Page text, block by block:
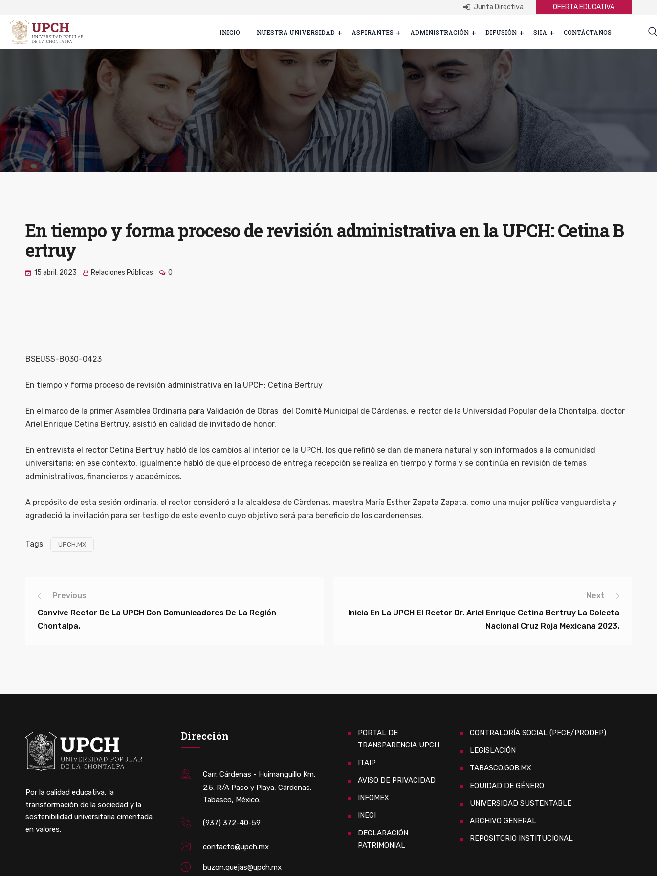
Junta Directiva OFERTA EDUCATIVA
INICIO NUESTRA UNIVERSIDAD ASPIRANTES ADMINISTRACIÓN DIFUSIÓN SIIA CONTÁCTANOS
En tiempo y forma proceso de revisión administrativa en la UPCH: Cetina B
ertruy
15 abril, 2023 Relaciones Públicas 0
BSEUSS-B030-0423
En tiempo y forma proceso de revisión administrativa en la UPCH: Cetina Bertruy
En el marco de la primer Asamblea Ordinaria para Validación de Obras del Comité Municipal de Cárdenas, el rector de la Universidad Popular de la Chontalpa, doctor
Ariel Enrique Cetina Bertruy, asistió en calidad de invitado de honor.
En entrevista el rector Cetina Bertruy habló de los cambios al interior de la UPCH, los que refirió se dan de manera natural y son informados a la comunidad
universitaria; en ese contexto, igualmente habló de que el proceso de entrega recepción se realiza en tiempo y forma y se continúa en revisión de temas
administrativos, financieros y académicos.
A propósito de esta sesión ordinaria, el rector consideró a la alcaldesa de Càrdenas, maestra María Esther Zapata Zapata, como una mujer política vanguardista y
agradeció la invitación para ser testigo de este evento cuyo objetivo será para beneficio de los cardenenses.
Tags: UPCH.MX
Previous
Convive Rector De La UPCH Con Comunicadores De La Región
Chontalpa.
Next
Inicia En La UPCH El Rector Dr. Ariel Enrique Cetina Bertruy La Colecta
Nacional Cruz Roja Mexicana 2023.
Por la calidad educativa, la
transformación de la sociedad y la
sostenibilidad universitaria cimentada
en valores.
Dirección
Carr. Cárdenas - Huimanguillo Km.
2.5. R/A Paso y Playa, Cárdenas,
Tabasco, México.
(937) 372-40-59
contacto@upch.mx
buzon.quejas@upch.mx
PORTAL DE
TRANSPARENCIA UPCH
ITAIP
AVISO DE PRIVACIDAD
INFOMEX
INEGI
DECLARACIÓN
PATRIMONIAL
CONTRALORÍA SOCIAL (PFCE/PRODEP)
LEGISLACIÓN
TABASCO.GOB.MX
EQUIDAD DE GÉNERO
UNIVERSIDAD SUSTENTABLE
ARCHIVO GENERAL
REPOSITORIO INSTITUCIONAL